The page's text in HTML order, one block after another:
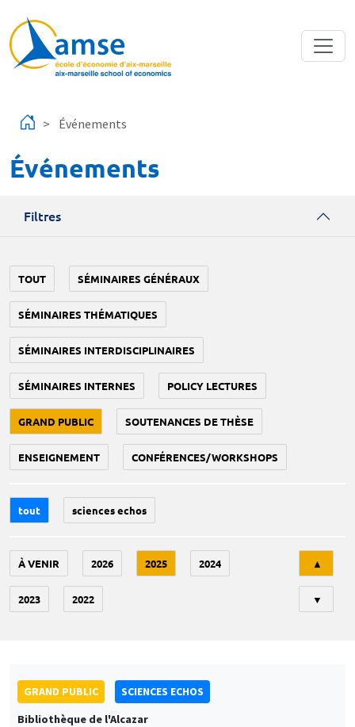
Événements
Événements
Filtres
TOUT SÉMINAIRES GÉNÉRAUX
SÉMINAIRES THÉMATIQUES
SÉMINAIRES INTERDISCIPLINAIRES
SÉMINAIRES INTERNES POLICY LECTURES
GRAND PUBLIC SOUTENANCES DE THÈSE
ENSEIGNEMENT CONFÉRENCES/WORKSHOPS
tout sciences echos
À VENIR 2026 2025 2024
2023 2022
▲
▼
GRAND PUBLIC
SCIENCES ECHOS
Bibliothèque de l'Alcazar